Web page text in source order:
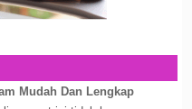
Mudah Dan Lengkap